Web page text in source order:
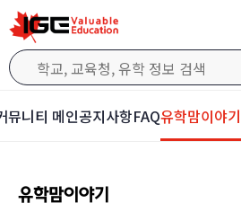
뮤니티 메인공지사항FAQ유학맘이야기
유학맘이야기